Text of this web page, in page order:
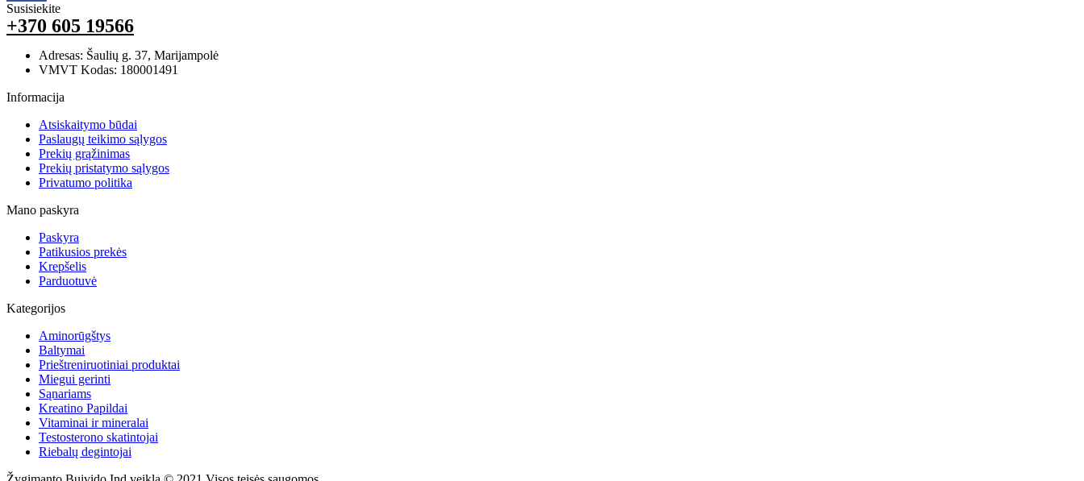
Susisiekite
+370 605 19566
Adresas: Šaulių g. 37, Marijampolė
VMVT Kodas: 180001491
Informacija
Atsiskaitymo būdai
Paslaugų teikimo sąlygos
Prekių grąžinimas
Prekių pristatymo sąlygos
Privatumo politika
Mano paskyra
Paskyra
Patikusios prekės
Krepšelis
Parduotuvė
Kategorijos
Aminorūgštys
Baltymai
Prieštreniruotiniai produktai
Miegui gerinti
Sąnariams
Kreatino Papildai
Vitaminai ir mineralai
Testosterono skatintojai
Riebalų degintojai